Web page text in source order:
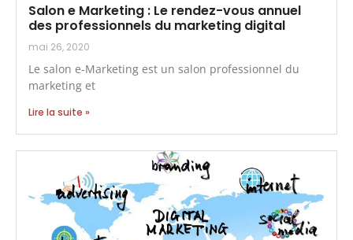
Salon e Marketing : Le rendez-vous annuel
des professionnels du marketing digital
mai 26, 2020
Le salon e-Marketing est un salon professionnel du
marketing et
Lire la suite »